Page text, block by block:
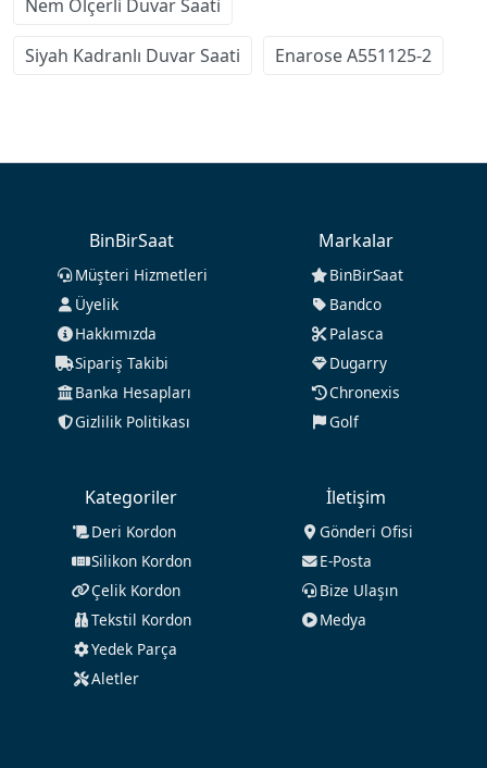
Nem Ölçerli Duvar Saati
Siyah Kadranlı Duvar Saati Enarose A551125-2
BinBirSaat
Müşteri Hizmetleri
Üyelik
Hakkımızda
Sipariş Takibi
Banka Hesapları
Gizlilik Politikası
Markalar
BinBirSaat
Bandco
Palasca
Dugarry
Chronexis
Golf
Kategoriler
Deri Kordon
Silikon Kordon
Çelik Kordon
Tekstil Kordon
Yedek Parça
Aletler
İletişim
Gönderi Ofisi
E-Posta
Bize Ulaşın
Medya